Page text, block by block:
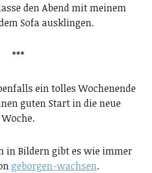
den Abend mit meinem
Sofa ausklingen.
***
ein tolles Wochenende
guten Start in die neue
Woche.
in Bildern gibt es wie immer
geborgen-wachsen.